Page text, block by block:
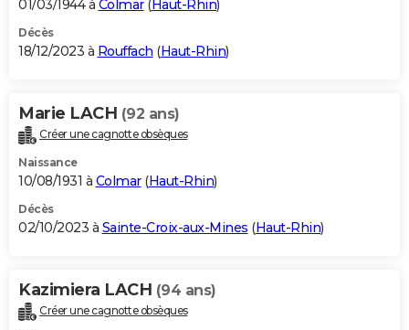
01/03/1944 à Colmar( Haut-Rhin)
Décès
18/12/2023 à Rouffach (Haut-Rhin)
Marie LACH (92 ans)
Créer une cagnotte obsèques
Naissance
10/08/1931 à Colmar(Haut-Rhin)
Décès
02/10/2023 à Sainte-Croix-aux-Mines (Haut-Rhin)
Kazimiera LACH (94 ans)
Créer une cagnotte obsèques